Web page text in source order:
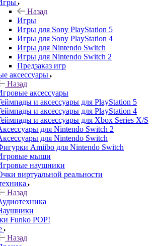
Назад
Игры
Игры для Sony PlayStation 5
Игры для Sony PlayStation 4
Игры для Nintendo Switch
Игры для Nintendo Switch 2
Предзаказ игр
аксессуары
Назад
аксессуары
и аксессуары для PlayStation 5
и аксессуары для PlayStation 4
и аксессуары для Xbox Series X/S
для Nintendo Switch 2
для Nintendo Switch
Amiibo для Nintendo Switch
мыши
наушники
виртуальной реальности
Назад
Funko POP!
Назад